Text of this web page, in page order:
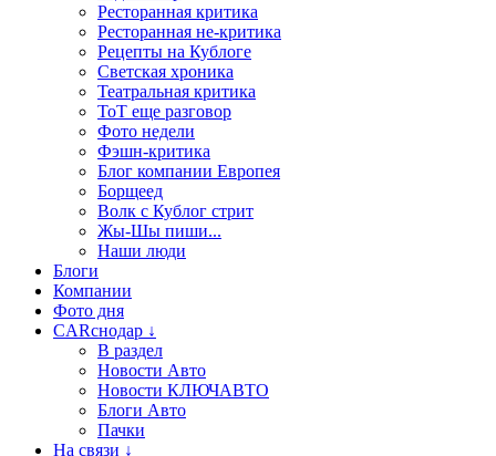
Ресторанная критика
Ресторанная не-критика
Рецепты на Кублоге
Светская хроника
Театральная критика
ТоТ еще разговор
Фото недели
Фэшн-критика
Блог компании Европея
Борщеед
Волк с Кублог стрит
Жы-Шы пиши...
Наши люди
Блоги
Компании
Фото дня
CARснодар ↓
В раздел
Новости Авто
Новости КЛЮЧАВТО
Блоги Авто
Пачки
На связи ↓